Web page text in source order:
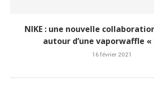
NIKE : une nouvelle
autour d’une vaporwaffle «
16 février 2021